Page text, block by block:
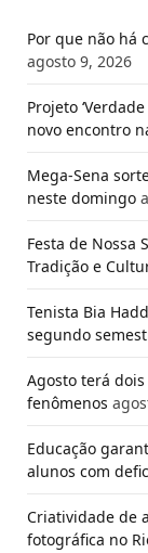
Por que não há
agosto 9, 2026
Projeto
novo encontro
Mega-Sena
neste domingo
Festa de Nossa
Tradição e
Tenista Bia
segundo
Agosto terá
fenômenos
Educação
alunos com
Criatividade de
fotográfica no